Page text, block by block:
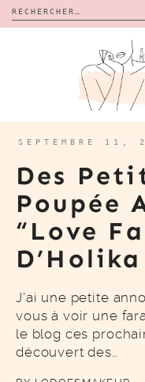
Rechercher :
CALENDRIERS DE
BON PLAN
À PROPOS
CONTACT
SEPTEMBRE 11,
Des
Poupée
“Love
D’Holika
J’ai une petite
vous à voir une
le blog ces
découvert des…